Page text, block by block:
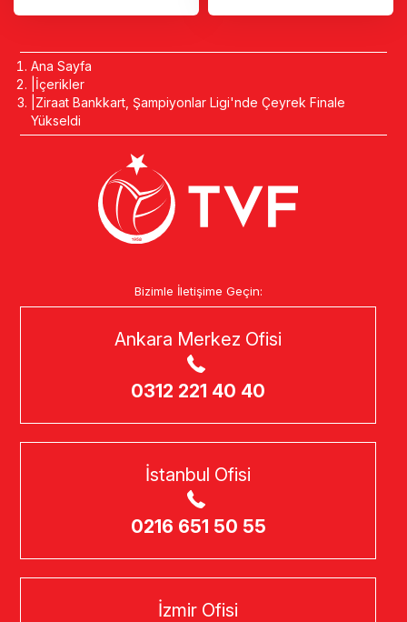
Ana Sayfa
İçerikler
Ziraat Bankkart, Şampiyonlar Ligi'nde Çeyrek Finale
Yükseldi
Bizimle İletişime Geçin:
Ankara Merkez Ofisi
0312 221 40 40
İstanbul Ofisi
0216 651 50 55
İzmir Ofisi